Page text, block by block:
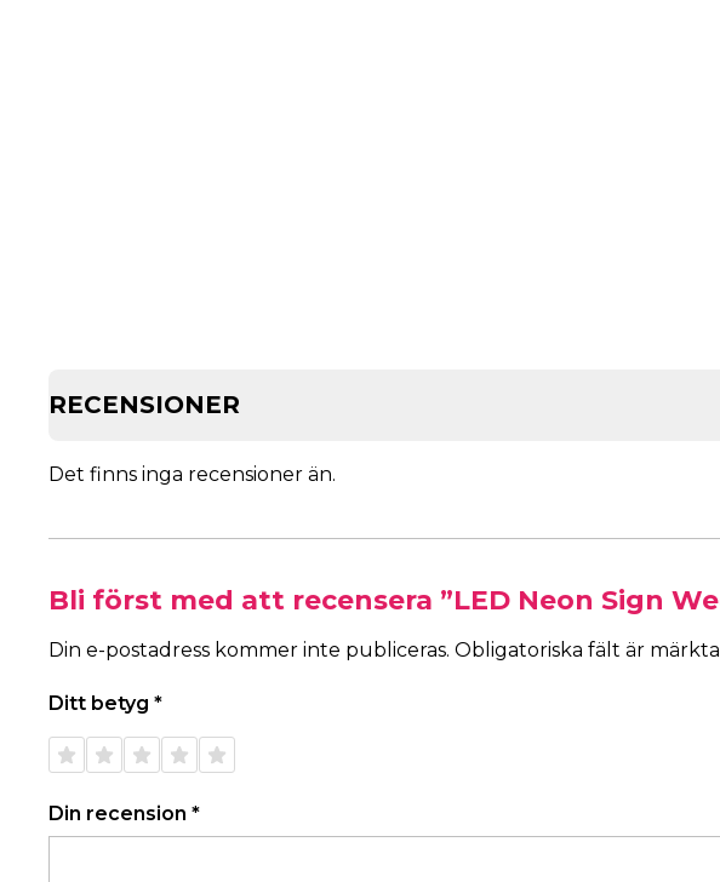
RECENSIONER
Det finns inga recensioner än.
Bli först med att recensera ”LED Neon Sign
Din e-postadress kommer inte publiceras. Obligatoriska fält är märkta
Ditt betyg *
1 av 5
stjärnor
2 av 5
stjärnor
3 av 5
stjärnor
4 av 5
stjärnor
5 av 5
stjärnor
Din recension *